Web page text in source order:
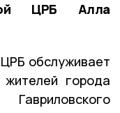
ЦРБ Алла
обслуживает
города
Гавриловского